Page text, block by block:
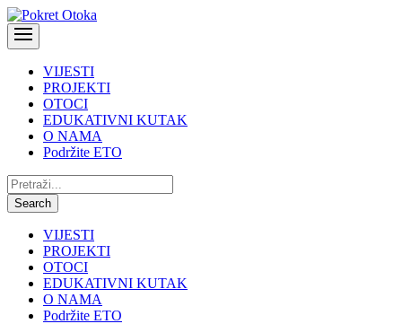
VIJESTI
PROJEKTI
OTOCI
EDUKATIVNI KUTAK
O NAMA
Podržite ETO
Pretraži:
Search
VIJESTI
PROJEKTI
OTOCI
EDUKATIVNI KUTAK
O NAMA
Podržite ETO